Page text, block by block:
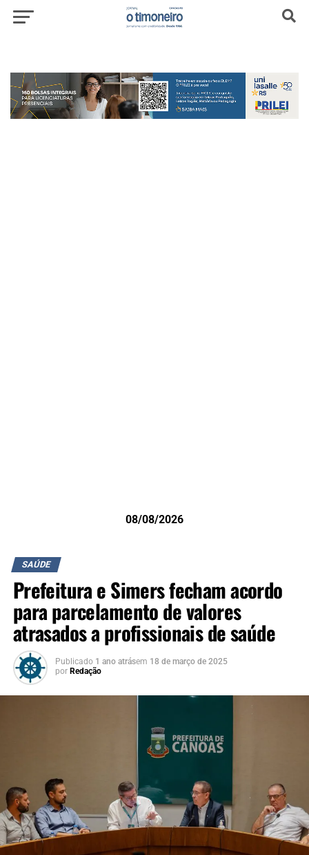
08/08/2026
SAÚDE
Prefeitura e Simers fecham acordo
para parcelamento de valores
atrasados a profissionais de saúde
Publicado 1 ano atrásem 18 de março de 2025
por Redação